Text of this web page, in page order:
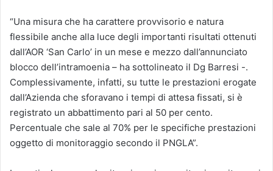
“Una misura che ha carattere provvisorio e natura
flessibile anche alla luce degli importanti risultati ottenuti
dall’AOR ‘San Carlo’ in un mese e mezzo dall’annunciato
blocco dell’intramoenia – ha sottolineato il Dg Barresi -.
Complessivamente, infatti, su tutte le prestazioni erogate
dall’Azienda che sforavano i tempi di attesa fissati, si è
registrato un abbattimento pari al 50 per cento.
Percentuale che sale al 70% per le specifiche prestazioni
oggetto di monitoraggio secondo il PNGLA”.